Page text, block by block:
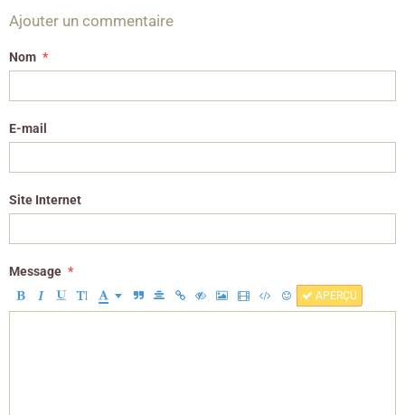
Ajouter un commentaire
Nom
E-mail
Site Internet
Message
APERÇU